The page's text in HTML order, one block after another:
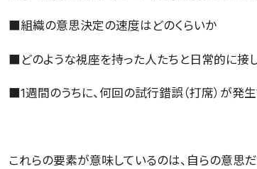
■組織の意思決定の速度はどのくらいか
■どのような視座を持った人たちと日常的に接
■1週間のうちに、何回の試行錯誤（打席）が発
これらの要素が意味しているのは、自らの意思